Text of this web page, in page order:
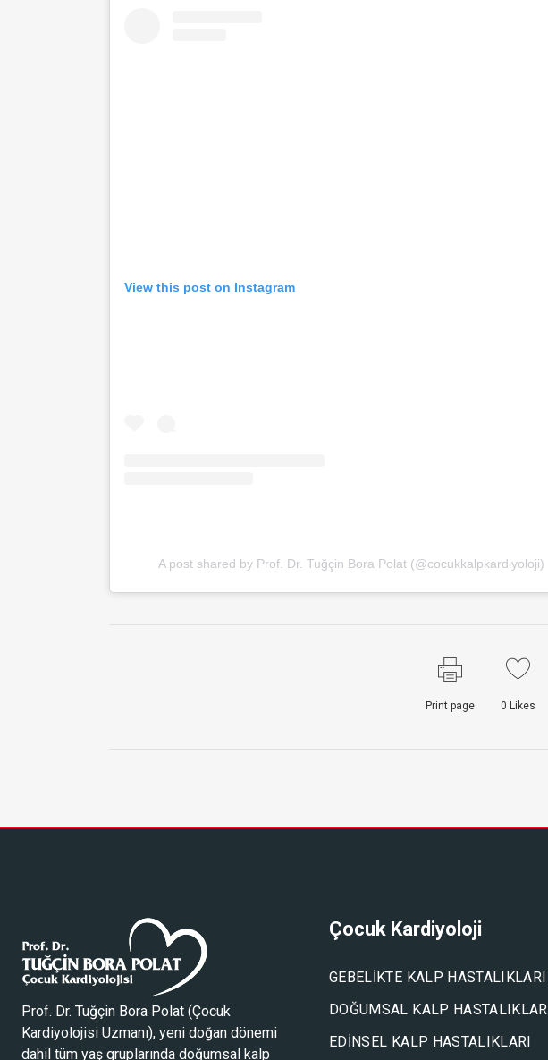
View this post on Instagram
A post shared by Prof. Dr. Tuğçin Bora Polat (@cocukkalpkardiyoloji)
Print page 0 Likes
Prof. Dr. Tuğçin Bora Polat (Çocuk
Kardiyolojisi Uzmanı), yeni doğan dönemi
dahil tüm yaş gruplarında doğumsal kalp
Çocuk Kardiyoloji
GEBELIKTE KALP HASTALIKLARI
DOĞUMSAL KALP HASTALIKLARI
EDINSEL KALP HASTALIKLARI